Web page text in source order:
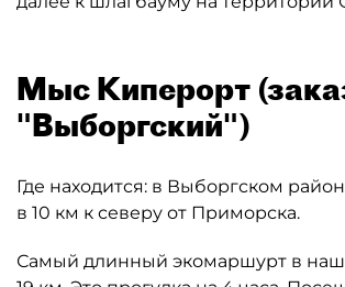
Мыс Киперорт
"Выборгский")
Где находится: в Выборгском
в 10 км к северу от Приморска.
Самый длинный экомаршурт в